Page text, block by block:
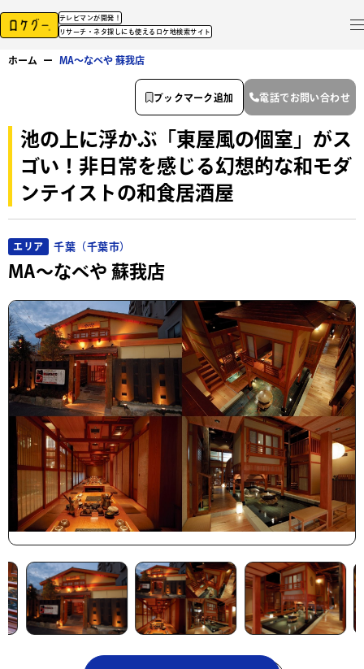
テレビマンが開発！
リサーチ・ネタ探しにも使えるロケ地検索サイト
ホーム ー MA～なべや 蘇我店
池の上に浮かぶ「東屋風の個室」がス
ゴい！非日常を感じる幻想的な和モダ
ンテイストの和食居酒屋
エリア 千葉（千葉市）
MA～なべや 蘇我店
ブックマーク追加 電話でお問い合わせ